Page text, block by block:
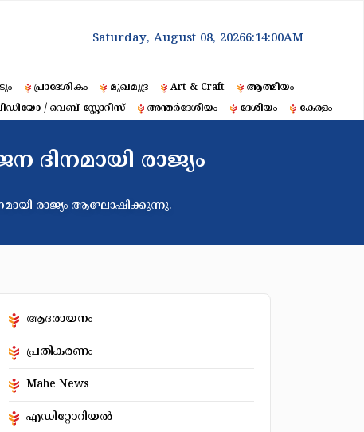
Saturday, August 08, 20266:14:01AM
പ്രാദേശികം മുഖമുദ്ര Art & Craft
ആത്മീയം
/ വെബ് സ്റ്റോറീസ് അന്തർദേശീയം ദേശീയം കേരളം
ദിനമായി രാജ്യം
രാജ്യം ആഘോഷിക്കുന്നു.
ആദരായനം
പ്രതികരണം
Mahe News
എഡിറ്റോറിയൽ